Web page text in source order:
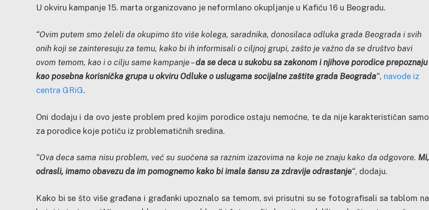
U okviru kampanje 15. marta organizovano je neformlano okupljanje u Kafiću 16 u Beogradu.
“Ovim putem smo želeli da okupimo što više kolega, saradnika, donosilaca odluka grada Beograda i svih
onih koji se zainteresuju za temu, kako bi ih informisali o ciljnoj grupi, zašto je važno da se društvo bavi
ovom temom, kao i o cilju same kampanje –da se deca u sukobu sa zakonom i njihove porodice prepoznaju
kao posebna korisnička grupa u okviru Odluke o uslugama socijalne zaštite grada Beograda“, navode iz
centra GRiG.
Oni dodaju i da ovo jeste problem pred kojim porodice ostaju nemoćne, te da nije karakterističan samo
za porodice koje potiču iz problematičnih sredina.
“Ova deca sama nisu problem, već su suočena sa raznim izazovima na koje ne znaju kako da odgovore. Mi,
odrasli, imamo obavezu da im pomognemo kako bi imala šansu za zdravije odrastanje“, dodaju.
Kako bi se što više građana i građanki upoznalo sa temom, svi prisutni su se fotografisali sa tablom na